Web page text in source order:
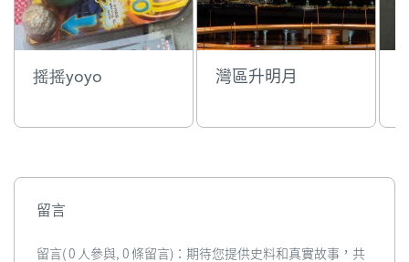
摇摇yoyo 灣區升明月
留言
留言( 0 人參與, 0 條留言)：期待您提供史料和真實故事，共